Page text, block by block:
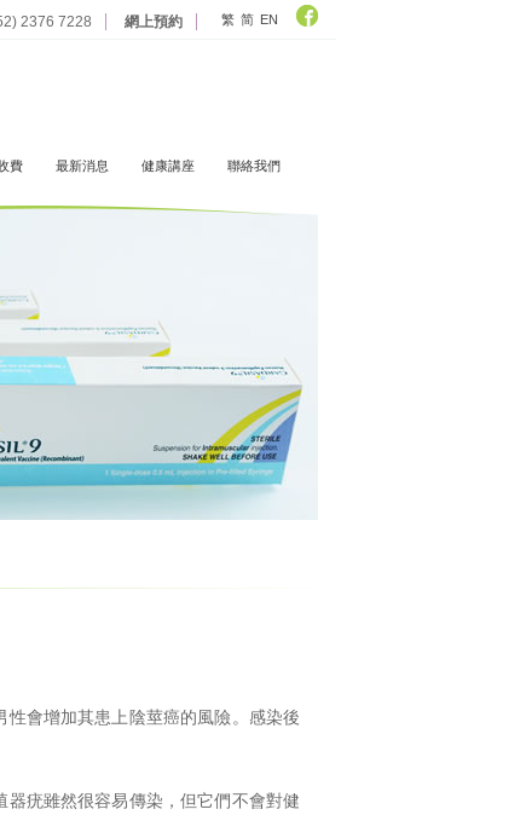
2376 7228 網上預約 繁 简 EN
費 最新消息 健康講座 聯絡我們
會增加其患上陰莖癌的風險。感染後
疣雖然很容易傳染，但它們不會對健